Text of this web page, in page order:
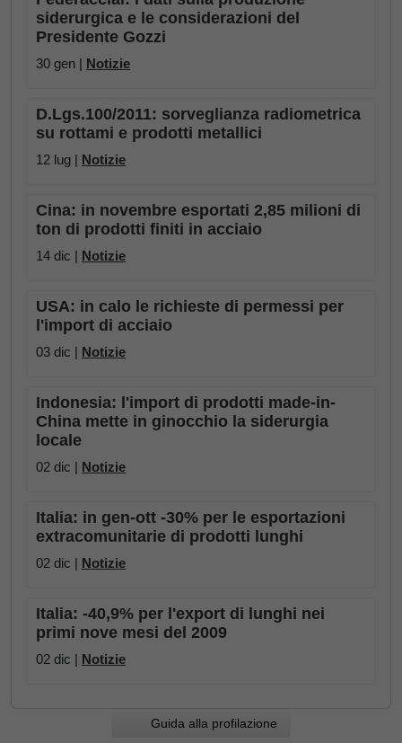
siderurgica e le considerazioni del
Presidente Gozzi
30 gen | Notizie
D.Lgs.100/2011: sorveglianza radiometrica
su rottami e prodotti metallici
12 lug | Notizie
Cina: in novembre esportati 2,85 milioni di
ton di prodotti finiti in acciaio
14 dic | Notizie
USA: in calo le richieste di permessi per
l'import di acciaio
03 dic | Notizie
Indonesia: l'import di prodotti made-in-
China mette in ginocchio la siderurgia
locale
02 dic | Notizie
Italia: in gen-ott -30% per le esportazioni
extracomunitarie di prodotti lunghi
02 dic | Notizie
Italia: -40,9% per l'export di lunghi nei
primi nove mesi del 2009
02 dic | Notizie
Guida alla profilazione